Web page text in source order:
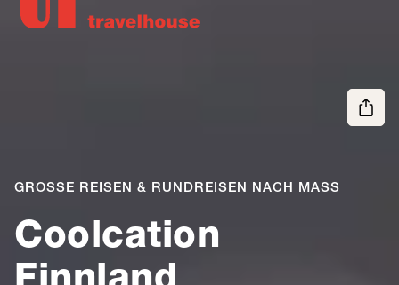
Coolcation
Finnland
GROSSE REISEN & RUNDREISEN NACH MASS